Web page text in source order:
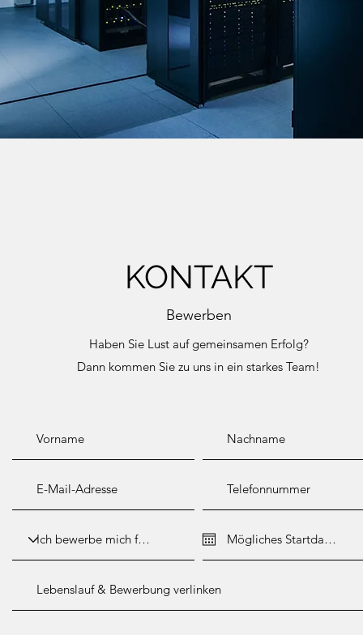
KONTAKT
Bewerben
Haben Sie Lust auf gemeinsamen Erfolg?
Dann kommen Sie zu uns in ein starkes Team!